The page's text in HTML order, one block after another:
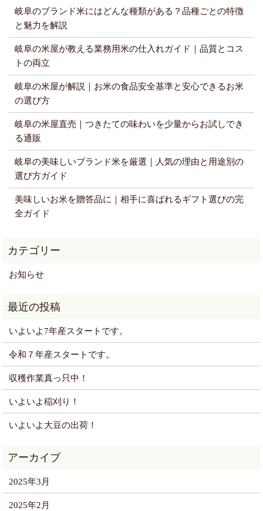
岐阜のブランド米にはどんな種類がある？品種ごとの特徴
と魅力を解説
岐阜の米屋が教える業務用米の仕入れガイド｜品質とコス
トの両立
岐阜の米屋が解説｜お米の食品安全基準と安心できるお米
の選び方
岐阜の米屋直売｜つきたての味わいを少量からお試しでき
る通販
岐阜の美味しいブランド米を厳選｜人気の理由と用途別の
選び方ガイド
美味しいお米を贈答品に｜相手に喜ばれるギフト選びの完
全ガイド
お知らせ
いよいよ7年産スタートです。
令和７年産スタートです。
収穫作業真っ只中！
いよいよ稲刈り！
いよいよ大豆の出荷！
2025年3月
2025年2月